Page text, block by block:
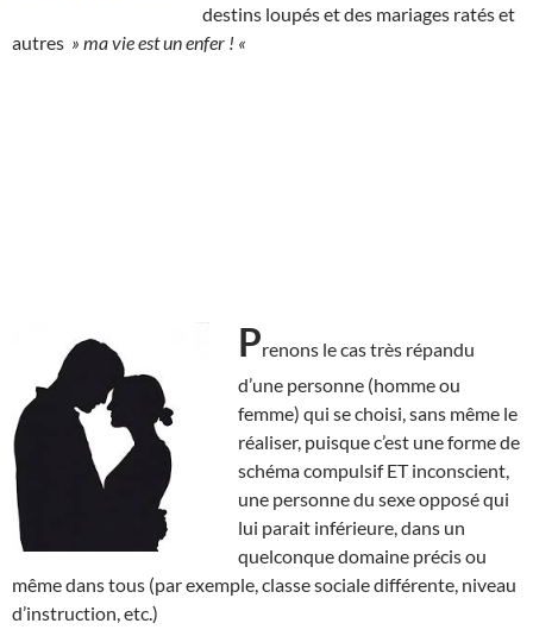
destins loupés et des mariages ratés et
autres » ma vie est un enfer ! «
Prenons le cas très répandu
d’une personne (homme ou
femme) qui se choisi, sans même le
réaliser, puisque c’est une forme de
schéma compulsif ET inconscient,
une personne du sexe opposé qui
lui parait inférieure, dans un
quelconque domaine précis ou
même dans tous (par exemple, classe sociale différente, niveau
d’instruction, etc.)